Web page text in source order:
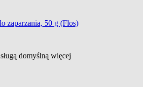
zaparzania, 50 g (Flos)
domyślną więcej